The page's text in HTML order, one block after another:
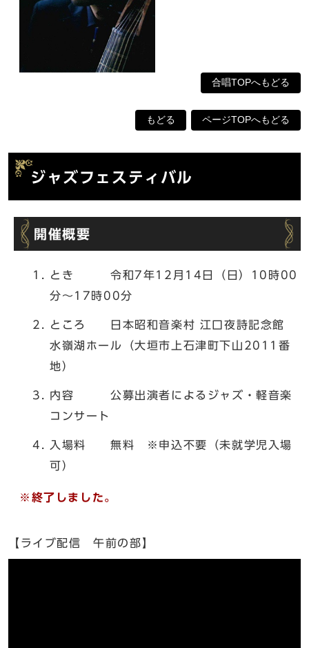
合唱TOPへもどる
もどる ページTOPへもどる
ジャズフェスティバル
開催概要
とき 令和7年12月14日（日）10時00
分～17時00分
ところ 日本昭和音楽村 江口夜詩記念館
水嶺湖ホール（大垣市上石津町下山2011番
地）
内容 公募出演者によるジャズ・軽音楽
コンサート
入場料 無料 ※申込不要（未就学児入場
可）
※終了しました。
【ライブ配信 午前の部】